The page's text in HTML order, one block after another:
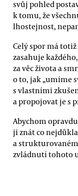
svůj pohled
k tomu, že
lhostejnost,
Celý spor má
zasahuje
za věc života a
o to, jak „umíme
s vlastními
a propojovat je s
Abychom
ji znát co
a
zvládnutí tohoto